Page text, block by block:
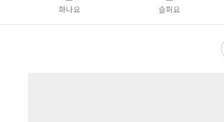
화나요 슬퍼요